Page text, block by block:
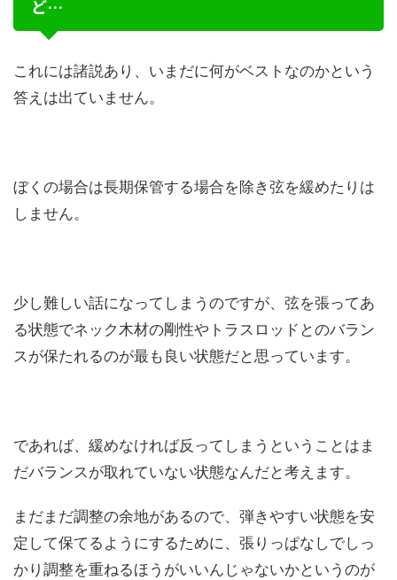
ど…
これには諸説あり、いまだに何がベストなのかという
答えは出ていません。
ぼくの場合は長期保管する場合を除き弦を緩めたりは
しません。
少し難しい話になってしまうのですが、弦を張ってあ
る状態でネック木材の剛性やトラスロッドとのバラン
スが保たれるのが最も良い状態だと思っています。
であれば、緩めなければ反ってしまうということはま
だバランスが取れていない状態なんだと考えます。
まだまだ調整の余地があるので、弾きやすい状態を安
定して保てるようにするために、張りっぱなしでしっ
かり調整を重ねるほうがいいんじゃないかというのが